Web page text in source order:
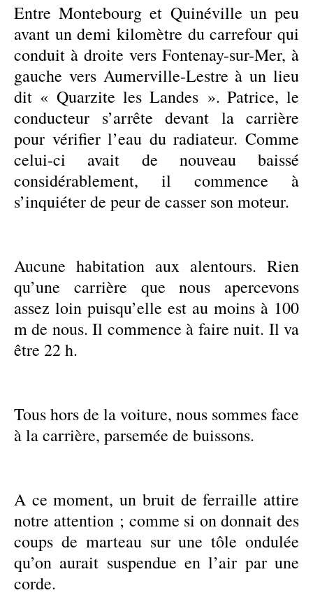
Entre Montebourg et Quinéville un peu
avant un demi kilomètre du carrefour qui
conduit à droite vers Fontenay-sur-Mer, à
gauche vers Aumerville-Lestre à un lieu
dit « Quarzite les Landes ». Patrice, le
conducteur s’arrête devant la carrière
pour vérifier l’eau du radiateur. Comme
celui-ci avait de nouveau baissé
considérablement, il commence à
s’inquiéter de peur de casser son moteur.
Aucune habitation aux alentours. Rien
qu’une carrière que nous apercevons
assez loin puisqu’elle est au moins à 100
m de nous. Il commence à faire nuit. Il va
être 22 h.
Tous hors de la voiture, nous sommes face
à la carrière, parsemée de buissons.
A ce moment, un bruit de ferraille attire
notre attention ; comme si on donnait des
coups de marteau sur une tôle ondulée
qu’on aurait suspendue en l’air par une
corde.